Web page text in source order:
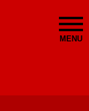
MENU